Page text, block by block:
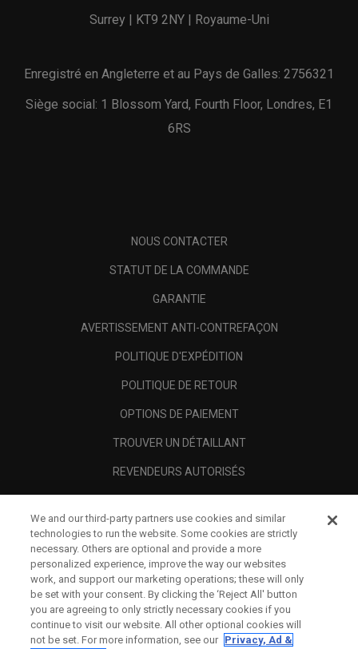
Surrey | KT9 2NY | Royaume-Uni
Enregistré en Angleterre et au Pays de Galles: 2756321
Siège social: 1 Blossom Yard, Fourth Floor, Londres, E1
6RS
NOUS CONTACTER
STATUT DE LA COMMANDE
GARANTIE
AVERTISSEMENT ANTI-CONTREFAÇON
POLITIQUE D'EXPÉDITION
POLITIQUE DE RETOUR
OPTIONS DE PAIEMENT
TROUVER UN DÉTAILLANT
REVENDEURS AUTORISÉS
A PROPOS
MENTIONS LÉGALES
We and our third-party partners use cookies and similar
technologies to run the website. Some cookies are strictly
necessary. Others are optional and provide a more
personalized experience, improve the way our websites
work, and support our marketing operations; these will only
be set with your consent. By clicking the ‘Reject All' button
you are agreeing to only strictly necessary cookies if you
continue to visit our website. All other optional cookies will
not be set. For more information, see our Privacy, Ad &